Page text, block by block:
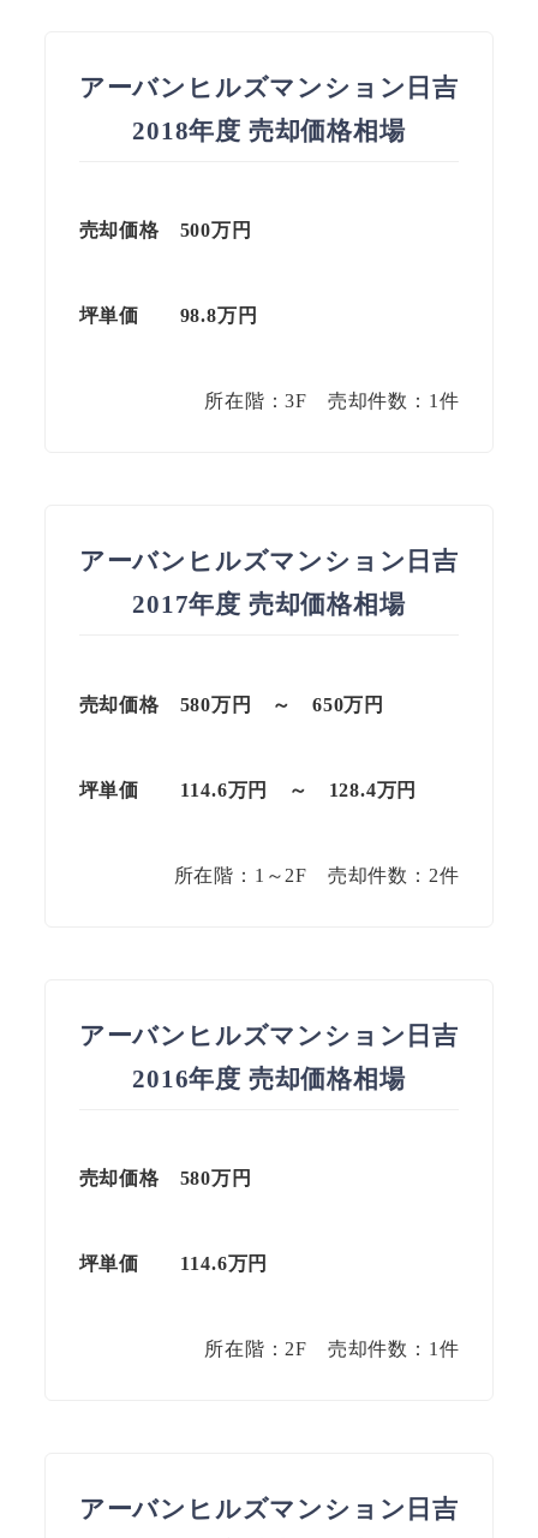
アーバンヒルズマンション日吉
2018年度 売却価格相場
売却価格 500万円
坪単価 98.8万円
所在階：3F 売却件数：1件
アーバンヒルズマンション日吉
2017年度 売却価格相場
売却価格 580万円 ～ 650万円
坪単価 114.6万円 ～ 128.4万円
所在階：1～2F 売却件数：2件
アーバンヒルズマンション日吉
2016年度 売却価格相場
売却価格 580万円
坪単価 114.6万円
所在階：2F 売却件数：1件
アーバンヒルズマンション日吉